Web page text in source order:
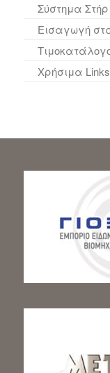
Σύστημα
Εισαγωγή
Χρήσιμα Links